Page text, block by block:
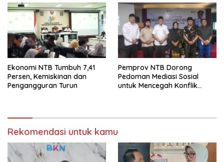
Ekonomi NTB Tumbuh 7,41
Persen, Kemiskinan dan
Pengangguran Turun
Pemprov NTB Dorong
Pedoman Mediasi Sosial
untuk Mencegah Konflik
Rekomendasi untuk kamu